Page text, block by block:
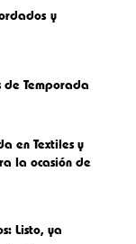
y
de Temporada
en Textiles y
la ocasión de
Listo, ya